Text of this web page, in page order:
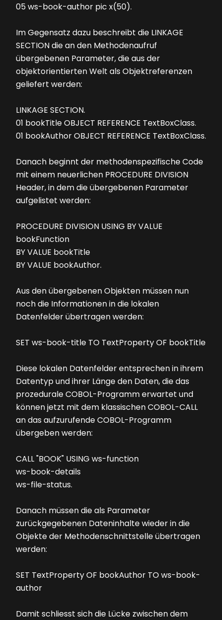
05 ws-book-author pic x(50).
Im Gegensatz dazu beschreibt die LINKAGE
SECTION die an den Methodenaufruf
übergebenen Parameter, die aus der
objektorientierten Welt als Objektreferenzen
geliefert werden:
LINKAGE SECTION.
01 bookTitle OBJECT REFERENCE TextBoxClass.
01 bookAuthor OBJECT REFERENCE TextBoxClass.
Danach beginnt der methodenspezifische Code
mit einem neuerlichen PROCEDURE DIVISION
Header, in dem die übergebenen Parameter
aufgelistet werden:
PROCEDURE DIVISION USING BY VALUE
bookFunction
BY VALUE bookTitle
BY VALUE bookAuthor.
Aus den übergebenen Objekten müssen nun
noch die Informationen in die lokalen
Datenfelder übertragen werden:
SET ws-book-title TO TextProperty OF bookTitle
Diese lokalen Datenfelder entsprechen in ihrem
Datentyp und ihrer Länge den Daten, die das
prozedurale COBOL-Programm erwartet und
können jetzt mit dem klassischen COBOL-CALL
an das aufzurufende COBOL-Programm
übergeben werden:
CALL "BOOK" USING ws-function
ws-book-details
ws-file-status.
Danach müssen die als Parameter
zurückgegebenen Dateninhalte wieder in die
Objekte der Methodenschnittstelle übertragen
werden:
SET TextProperty OF bookAuthor TO ws-book-
author
Damit schliesst sich die Lücke zwischen dem